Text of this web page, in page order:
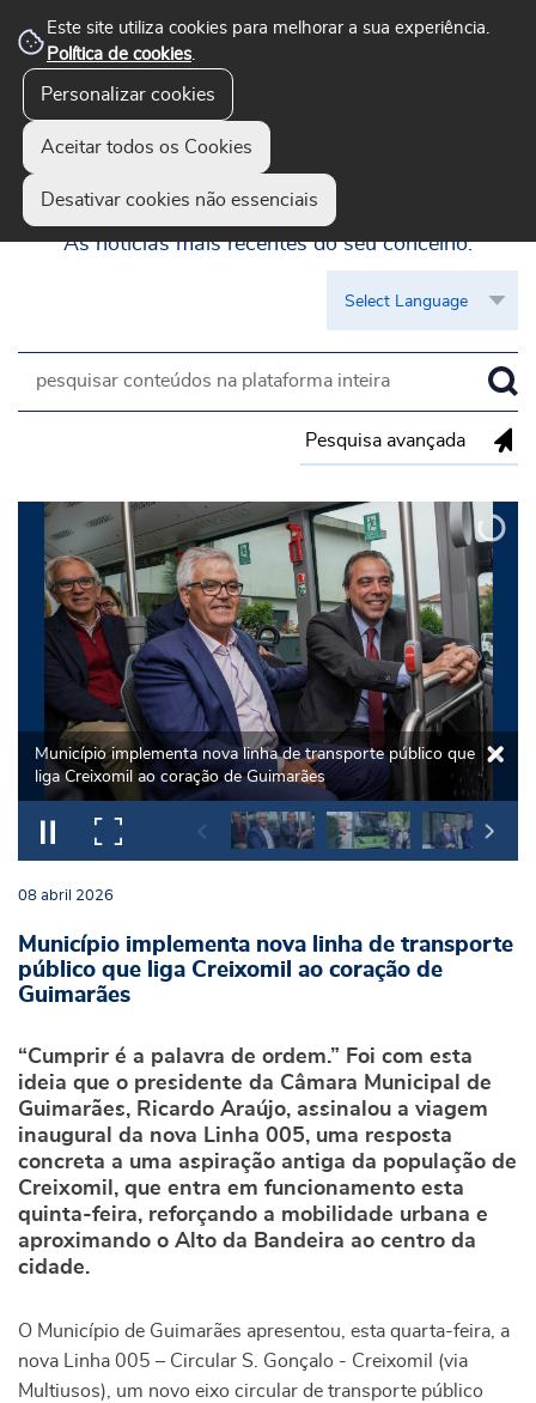
Este site utiliza cookies para melhorar a sua experiência.
Política de cookies.
Personalizar cookies
Aceitar todos os Cookies
Desativar cookies não essenciais
Pesquisa avançada
Guimarães Visível
As notícias mais recentes do seu concelho.
Município implementa nova linha de transporte público que
liga Creixomil ao coração de Guimarães
08 abril 2026
Município implementa nova linha de transporte
público que liga Creixomil ao coração de
Guimarães
“Cumprir é a palavra de ordem.” Foi com esta
ideia que o presidente da Câmara Municipal de
Guimarães, Ricardo Araújo, assinalou a viagem
inaugural da nova Linha 005, uma resposta
concreta a uma aspiração antiga da população de
Creixomil, que entra em funcionamento esta
quinta-feira, reforçando a mobilidade urbana e
aproximando o Alto da Bandeira ao centro da
cidade.
O Município de Guimarães apresentou, esta quarta-feira, a
nova Linha 005 – Circular S. Gonçalo - Creixomil (via
Multiusos), um novo eixo circular de transporte público